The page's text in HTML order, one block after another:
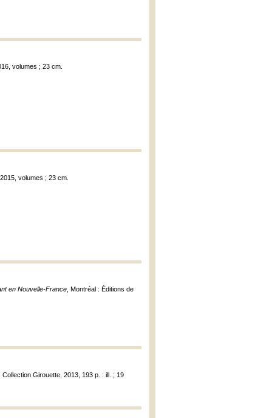
volumes ; 23 cm.
volumes ; 23 cm.
en Nouvelle-France , Montréal : Éditions de
Collection Girouette, 2013, 193 p. : ill. ; 19